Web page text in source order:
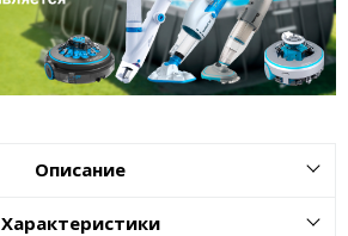
Описание
Характеристики